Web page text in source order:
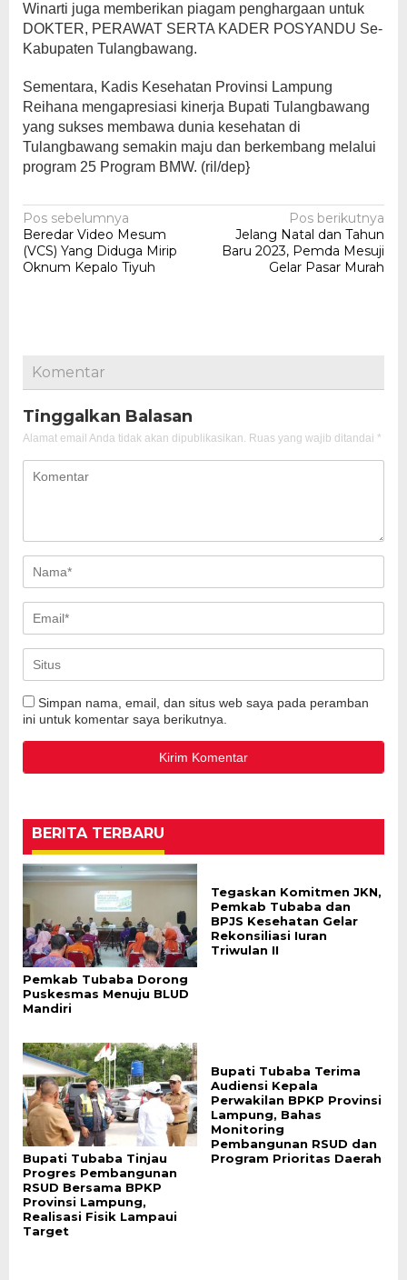
Winarti juga memberikan piagam penghargaan untuk
DOKTER, PERAWAT SERTA KADER POSYANDU Se-
Kabupaten Tulangbawang.
Sementara, Kadis Kesehatan Provinsi Lampung
Reihana mengapresiasi kinerja Bupati Tulangbawang
yang sukses membawa dunia kesehatan di
Tulangbawang semakin maju dan berkembang melalui
program 25 Program BMW. (ril/dep}
Navigasi
pos
Pos sebelumnya
Beredar Video Mesum
(VCS) Yang Diduga Mirip
Oknum Kepalo Tiyuh
Pos berikutnya
Jelang Natal dan Tahun
Baru 2023, Pemda Mesuji
Gelar Pasar Murah
Komentar
Tinggalkan Balasan
Alamat email Anda tidak akan dipublikasikan. Ruas yang wajib ditandai *
Simpan nama, email, dan situs web saya pada peramban
ini untuk komentar saya berikutnya.
BERITA TERBARU
Pemkab Tubaba Dorong
Puskesmas Menuju BLUD
Mandiri
Tegaskan Komitmen JKN,
Pemkab Tubaba dan
BPJS Kesehatan Gelar
Rekonsiliasi Iuran
Triwulan II
Bupati Tubaba Tinjau
Progres Pembangunan
RSUD Bersama BPKP
Provinsi Lampung,
Realisasi Fisik Lampaui
Target
Bupati Tubaba Terima
Audiensi Kepala
Perwakilan BPKP Provinsi
Lampung, Bahas
Monitoring
Pembangunan RSUD dan
Program Prioritas Daerah